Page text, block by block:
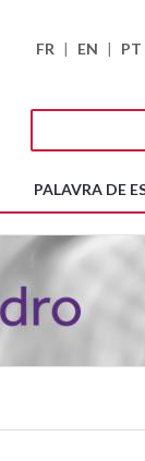
FR | EN | PT
PALAVRA DE